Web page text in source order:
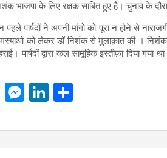
भाजपा के लिए रक्षक साबित हुए है। चुनाव के
पार्षदों ने अपनी मांगो को पूरा न होने से
को लेकर डॉ निशंक से मुलाक़ात की । निशंक
पार्षदों द्वारा कल सामूहिक इस्तीफ़ा दिया
T
tt
M
se
Li
ke ar